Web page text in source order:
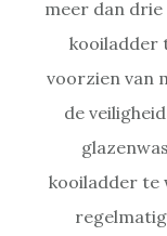
meer dan
kooiladder
voorzien van
de
kooiladder te